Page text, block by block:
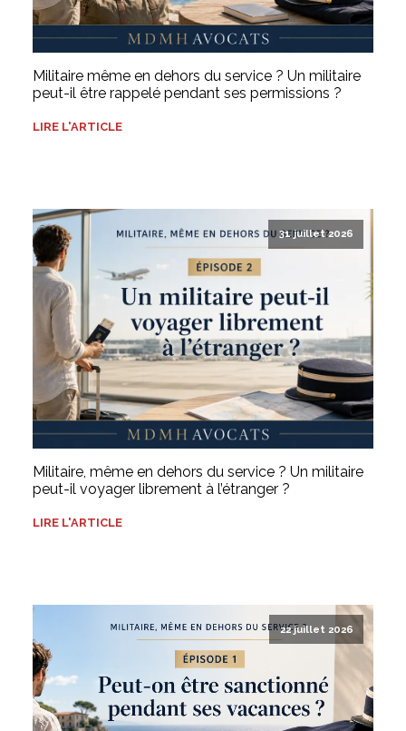
Militaire même en dehors du service ? Un militaire
peut-il être rappelé pendant ses permissions ?
LIRE L'ARTICLE
31 juillet 2026
Militaire, même en dehors du service ? Un militaire
peut-il voyager librement à l’étranger ?
LIRE L'ARTICLE
22 juillet 2026